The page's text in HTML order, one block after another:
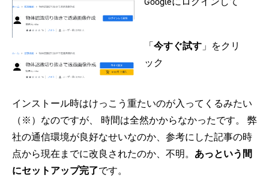
「今すぐ試す」をクリ
ック
インストール時はけっこう重たいのが入ってくるみたい
（※）なのですが、 時間は全然かからなかったです。 弊
社の通信環境が良好なせいなのか、参考にした記事の時
点から現在までに改良されたのか、不明。 あっという間
にセットアップ完了です。